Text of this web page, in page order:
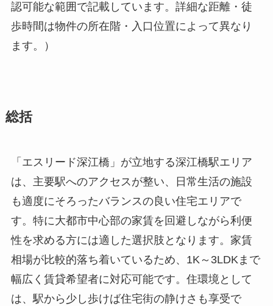
認可能な範囲で記載しています。詳細な距離・徒
歩時間は物件の所在階・入口位置によって異なり
ます。）
総括
「エスリード深江橋」が立地する深江橋駅エリア
は、主要駅へのアクセスが整い、日常生活の施設
も適度にそろったバランスの良い住宅エリアで
す。特に大都市中心部の家賃を回避しながら利便
性を求める方には適した選択肢となります。家賃
相場が比較的落ち着いているため、1K～3LDKまで
幅広く賃貸希望者に対応可能です。住環境として
は、駅から少し歩けば住宅街の静けさも享受で